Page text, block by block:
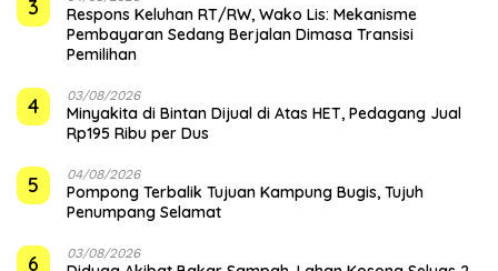
3
‎Respons Keluhan RT/RW, Wako Lis: Mekanisme
Pembayaran Sedang Berjalan Dimasa Transisi
Pemilihan
4 03/08/2026
Minyakita di Bintan Dijual di Atas HET, Pedagang Jual
Rp195 Ribu per Dus
5 04/08/2026
Pompong Terbalik Tujuan Kampung Bugis, Tujuh
Penumpang Selamat
6 03/08/2026